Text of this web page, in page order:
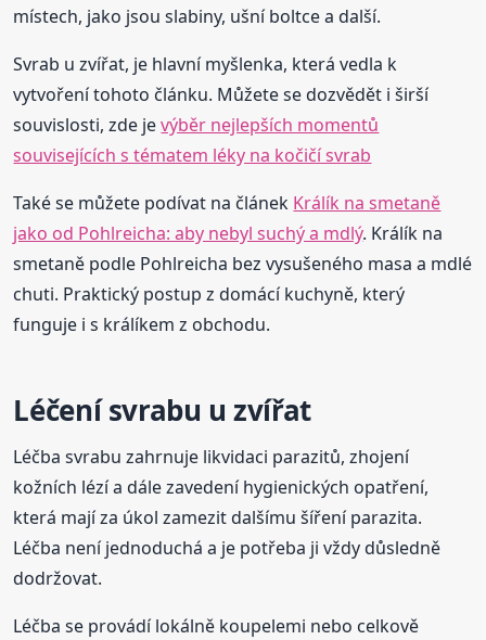
místech, jako jsou slabiny, ušní boltce a další.
Svrab u zvířat, je hlavní myšlenka, která vedla k
vytvoření tohoto článku. Můžete se dozvědět i širší
souvislosti, zde jevýběr nejlepších momentů
souvisejících s tématem léky na kočičí svrab
Také se můžete podívat na článek Králík na smetaně
jako od Pohlreicha: aby nebyl suchý a mdlý. Králík na
smetaně podle Pohlreicha bez vysušeného masa a mdlé
chuti. Praktický postup z domácí kuchyně, který
funguje i s králíkem z obchodu.
Léčení svrabu u zvířat
Léčba svrabu zahrnuje likvidaci parazitů, zhojení
kožních lézí a dále zavedení hygienických opatření,
která mají za úkol zamezit dalšímu šíření parazita.
Léčba není jednoduchá a je potřeba ji vždy důsledně
dodržovat.
Léčba se provádí lokálně koupelemi nebo celkově